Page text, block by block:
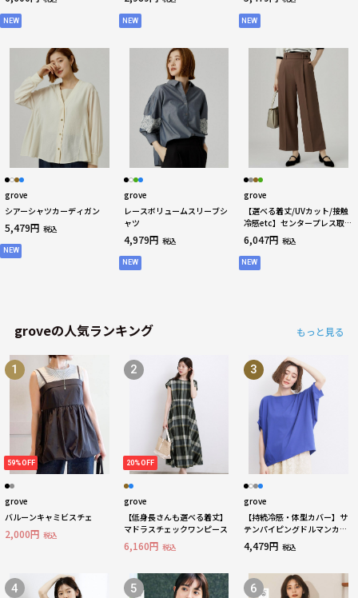
NEW NEW NEW
grove
シアーシャツカーディガン
5,479円 税込
NEW
grove
レースボリュームスリーブシ
ャツ
4,979円 税込
NEW
grove
【選べる着丈/UVカット/接触
冷感etc】センタープレス取れ
にくいワイドパンツ
6,047円 税込
NEW
groveの人気ランキング もっと見る
1
59%OFF
grove
バルーンキャミビスチェ
2,000円 税込
2
20%OFF
grove
【低身長さんも選べる着丈】
マドラスチェックワンピース
6,160円 税込
3
grove
【持続冷感・体型カバー】サ
テンパイピングドルマンカッ
トソー
4,479円 税込
4 5 6